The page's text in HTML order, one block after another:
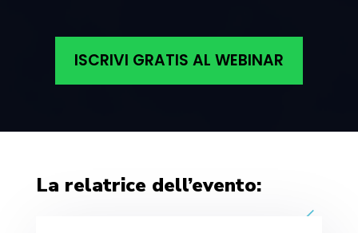
ISCRIVI GRATIS AL WEBINAR
La relatrice dell’evento: